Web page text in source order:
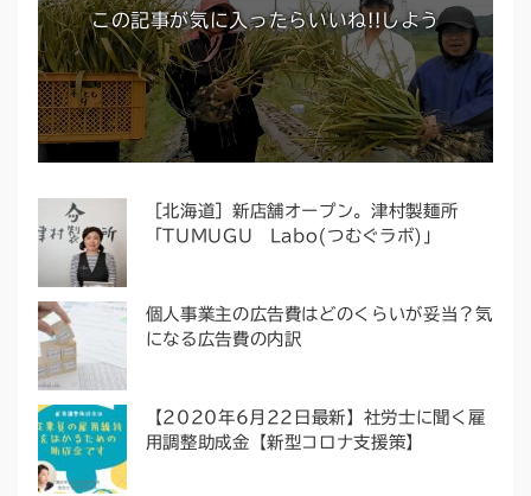
この記事が気に入ったらいいね!!しよう
［北海道］新店舗オープン。津村製麺所
「TUMUGU Labo(つむぐラボ)」
個人事業主の広告費はどのくらいが妥当？気
になる広告費の内訳
【2020年6月22日最新】社労士に聞く雇
用調整助成金【新型コロナ支援策】